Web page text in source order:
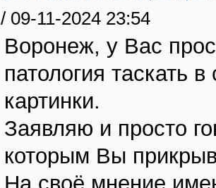
/ 09-11-2024 23:54
Воронеж, у Вас
патология таскать в
картинки.
Заявляю и просто
которым Вы